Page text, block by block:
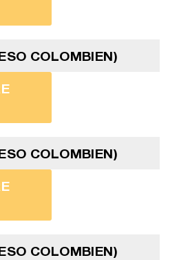
COLOMBIEN)
COLOMBIEN)
COLOMBIEN)